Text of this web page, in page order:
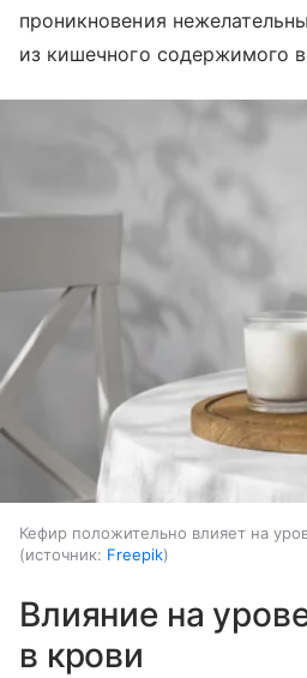
проникновения
из кишечного содержимого
Кефир положительно влияет на
источник: Freepik
Влияние на
в крови